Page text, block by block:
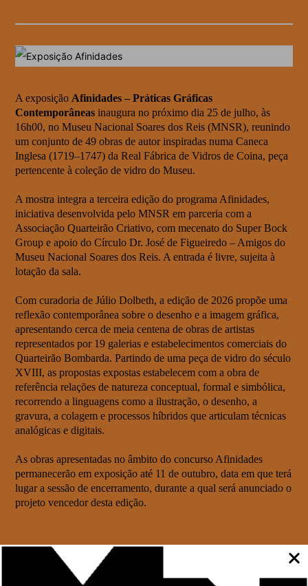
A exposição Afinidades – Práticas Gráficas
Contemporâneas inaugura no próximo dia 25 de julho, às
16h00, no Museu Nacional Soares dos Reis (MNSR), reunindo
um conjunto de 49 obras de autor inspiradas numa Caneca
Inglesa (1719–1747) da Real Fábrica de Vidros de Coina, peça
pertencente à coleção de vidro do Museu.
A mostra integra a terceira edição do programa Afinidades,
iniciativa desenvolvida pelo MNSR em parceria com a
Associação Quarteirão Criativo, com mecenato do Super Bock
Group e apoio do Círculo Dr. José de Figueiredo – Amigos do
Museu Nacional Soares dos Reis. A entrada é livre, sujeita à
lotação da sala.
Com curadoria de Júlio Dolbeth, a edição de 2026 propõe uma
reflexão contemporânea sobre o desenho e a imagem gráfica,
apresentando cerca de meia centena de obras de artistas
representados por 19 galerias e estabelecimentos comerciais do
Quarteirão Bombarda. Partindo de uma peça de vidro do século
XVIII, as propostas expostas estabelecem com a obra de
referência relações de natureza conceptual, formal e simbólica,
recorrendo a linguagens como a ilustração, o desenho, a
gravura, a colagem e processos híbridos que articulam técnicas
analógicas e digitais.
As obras apresentadas no âmbito do concurso Afinidades
permanecerão em exposição até 11 de outubro, data em que terá
lugar a sessão de encerramento, durante a qual será anunciado o
projeto vencedor desta edição.